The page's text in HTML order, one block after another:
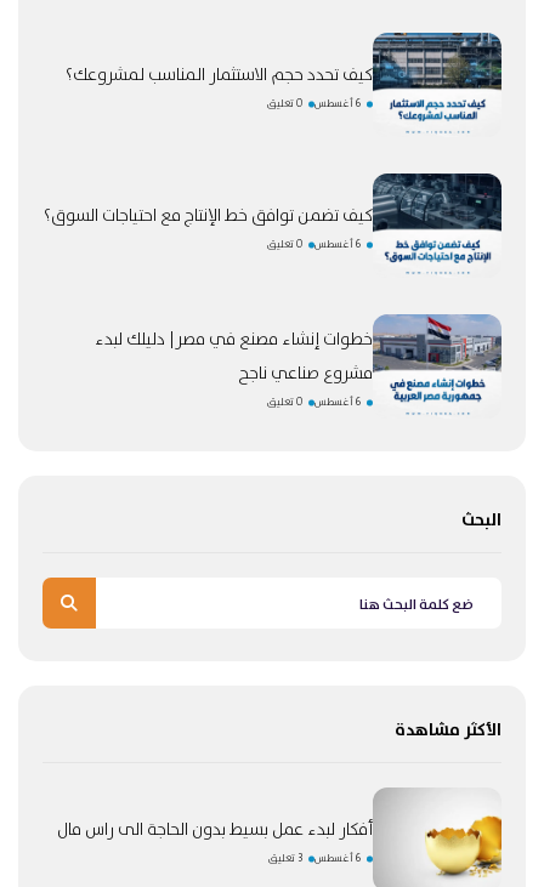
كيف تحدد حجم الاستثمار المناسب لمشروعك؟
6 أغسطس 0 تعليق
كيف تضمن توافق خط الإنتاج مع احتياجات السوق؟
6 أغسطس 0 تعليق
خطوات إنشاء مصنع في مصر| دليلك لبدء
مشروع صناعي ناجح
6 أغسطس 0 تعليق
البحث
الأكثر مشاهدة
أفكار لبدء عمل بسيط بدون الحاجة الى راس مال
6 أغسطس 3 تعليق